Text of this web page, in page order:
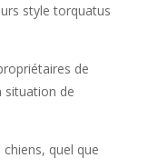
style torquatus
de
situation de
quel que